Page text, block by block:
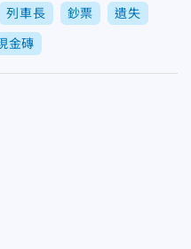
列車長 鈔票 遺失
金磚